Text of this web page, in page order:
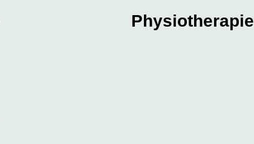
Physiotherapie